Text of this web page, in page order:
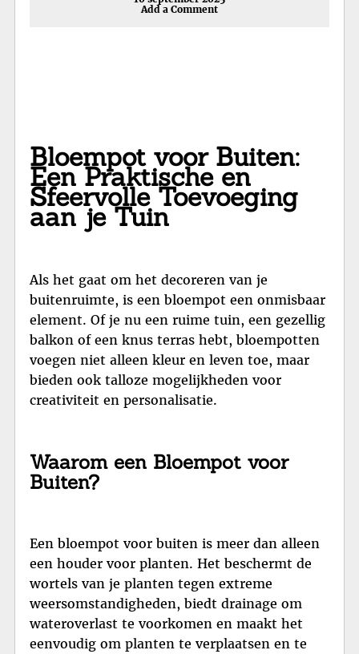
Add a Comment
Bloempot voor Buiten:
Een Praktische en
Sfeervolle Toevoeging
aan je Tuin
Als het gaat om het decoreren van je
buitenruimte, is een bloempot een onmisbaar
element. Of je nu een ruime tuin, een gezellig
balkon of een knus terras hebt, bloempotten
voegen niet alleen kleur en leven toe, maar
bieden ook talloze mogelijkheden voor
creativiteit en personalisatie.
Waarom een Bloempot voor
Buiten?
Een bloempot voor buiten is meer dan alleen
een houder voor planten. Het beschermt de
wortels van je planten tegen extreme
weersomstandigheden, biedt drainage om
wateroverlast te voorkomen en maakt het
eenvoudig om planten te verplaatsen en te